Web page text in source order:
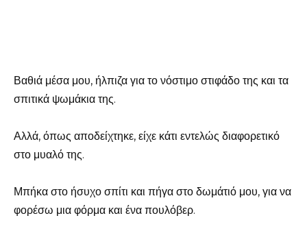
Βαθιά μέσα μου, ήλπιζα για το νόστιμο στιφάδο της και τα
σπιτικά ψωμάκια της.
Αλλά, όπως αποδείχτηκε, είχε κάτι εντελώς διαφορετικό
στο μυαλό της.
Μπήκα στο ήσυχο σπίτι και πήγα στο δωμάτιό μου, για να
φορέσω μια φόρμα και ένα πουλόβερ.